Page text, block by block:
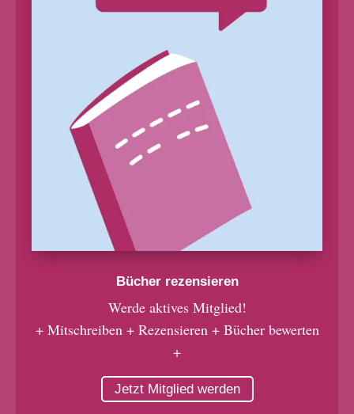
Bücher rezensieren
Werde aktives Mitglied!
+ Mitschreiben + Rezensieren + Bücher bewerten
+
Jetzt Mitglied werden